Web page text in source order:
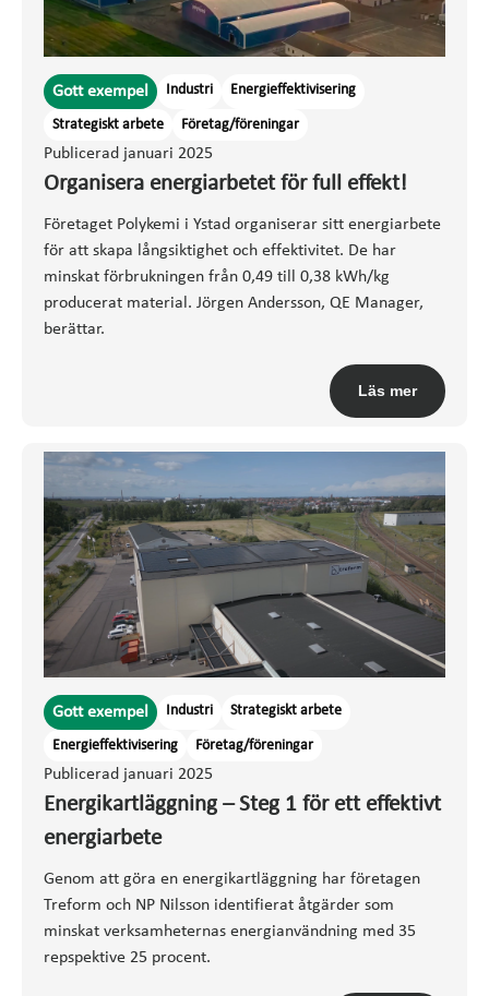
Publicerad januari 2025
Organisera energiarbetet för full effekt!
Företaget Polykemi i Ystad organiserar sitt energiarbete
för att skapa långsiktighet och effektivitet. De har
minskat förbrukningen från 0,49 till 0,38 kWh/kg
producerat material. Jörgen Andersson, QE Manager,
berättar.
Gott exempel Industri Energieffektivisering
Strategiskt arbete Företag/föreningar
Läs mer
Publicerad januari 2025
Energikartläggning – Steg 1 för ett effektivt
energiarbete
Genom att göra en energikartläggning har företagen
Treform och NP Nilsson identifierat åtgärder som
minskat verksamheternas energianvändning med 35
repspektive 25 procent.
Gott exempel Industri Strategiskt arbete
Energieffektivisering Företag/föreningar